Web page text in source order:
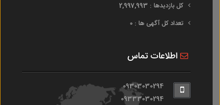
کل بازدیدها : 2,997,993
تعداد کل آگهی ها : 0
اطلاعات تماس
09303030294
09333030294